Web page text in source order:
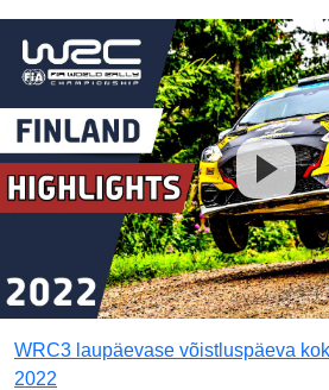
WRC3 laupäevase võistluspäeva
2022